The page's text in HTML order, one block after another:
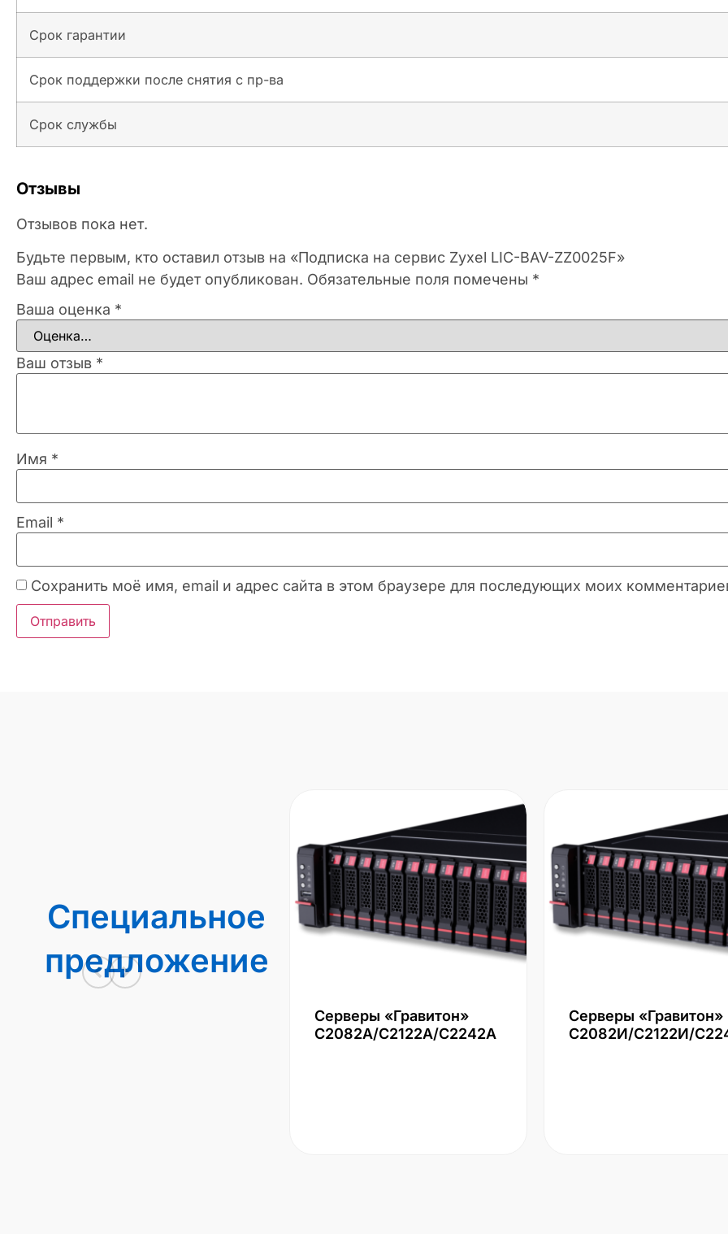
Срок гарантии
Срок поддержки после снятия с пр-ва
Срок службы
Отзывы
Отзывов пока нет.
Будьте первым, кто оставил отзыв на «Подписка на сервис Zyxel LIC-BAV-ZZ0025F»
Ваш адрес email не будет опубликован. Обязательные поля помечены *
Ваша оценка *
Ваш отзыв *
Имя *
Email *
Сохранить моё имя, email и адрес сайта в этом браузере для последующих моих
Специальное
предложение
Серверы «Гравитон»
С2082А/С2122А/С2242А
Серверы «Гравитон»
С2082И/С2122И/